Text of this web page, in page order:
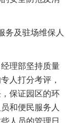
务及驻场维保人
理部坚持质量
人打分考评，
保证园区的环
和便民服务人
人员的管理日